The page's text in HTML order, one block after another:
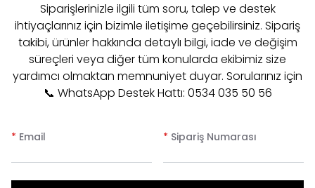
Siparişlerinizle ilgili tüm soru, talep ve destek
ihtiyaçlarınız için bizimle iletişime geçebilirsiniz. Sipariş
takibi, ürünler hakkında detaylı bilgi, iade ve değişim
süreçleri veya diğer tüm konularda ekibimiz size
yardımcı olmaktan memnuniyet duyar. Sorularınız için
📞 WhatsApp Destek Hattı: 0534 035 50 56
* Email * Sipariş Numarası